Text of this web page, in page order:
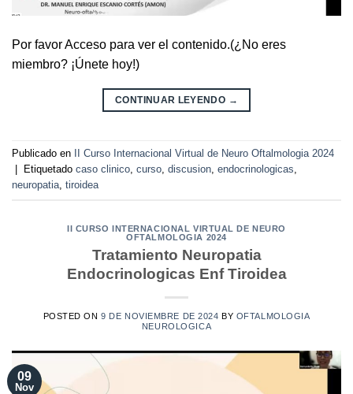
Por favor Acceso para ver el contenido.(¿No eres
miembro? ¡Únete hoy!)
CONTINUAR LEYENDO →
Publicado en
II Curso Internacional Virtual de Neuro Oftalmologia 2024
Etiquetado caso clinico, curso, discusion, endocrinologicas,
neuropatia, tiroidea
II CURSO INTERNACIONAL VIRTUAL DE NEURO
OFTALMOLOGIA 2024
Tratamiento Neuropatia
Endocrinologicas Enf Tiroidea
POSTED ON9 DE NOVIEMBRE DE 2024 BY OFTALMOLOGIA
NEUROLOGICA
09
Nov